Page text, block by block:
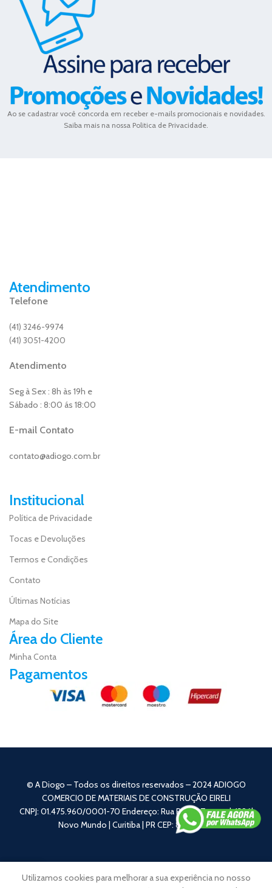
Ao se cadastrar você concorda em receber e-mails promocionais e novidades.
Saiba mais na nossa Politica de Privacidade.
Atendimento
Telefone
(41) 3246-9974
(41) 3051-4200
Atendimento
Seg à Sex : 8h às 19h e
Sábado : 8:00 ás 18:00
E-mail Contato
contato@adiogo.com.br
Institucional
Política de Privacidade
Tocas e Devoluções
Termos e Condições
Contato
Últimas Notícias
Mapa do Site
Área do Cliente
Minha Conta
Pagamentos
© A Diogo – Todos os direitos reservados – 2024 ADIOGO
COMERCIO DE MATERIAIS DE CONSTRUÇÃO EIRELI
CNPJ: 01.475.960/0001-70 Endereço: Rua Pedro Zagonel, 1396|
Novo Mundo | Curitiba | PR CEP: 81050-110
Utilizamos cookies para melhorar a sua experiência no nosso